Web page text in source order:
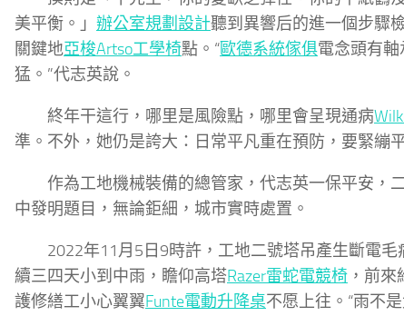
美平衡。」 辦公室規劃設計聽到異響后的進一個步驟
關鍵地亞梭Artso工學椅點。“歐德系統傢俱電念頭有
猛。”代志英說。
終年干這行，哪里是風險點，哪里會呈現通病
準。不外，她仍是誇大：日常平凡重在預防，要緊繃
作為工地機械裝備的總管家，代志英一保平安，
中發明題目，無論鉅細，城市實時處置。
2022年11月5日9時許，工地二號塔吊產生斷電毛
續三四天小到中雨，瞻仰高塔Razer雷蛇電競椅 ，前
護修繕工小心翼翼Funte電動升降桌不愿上往。“雨不